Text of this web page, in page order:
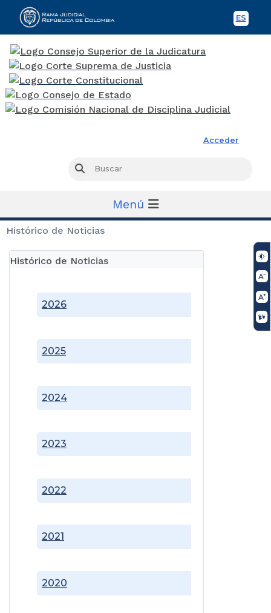
ES
Acceder
Buscar
Menú
Histórico de Noticias
Histórico de Noticias
2020
2021
2022
2023
2024
2025
2026